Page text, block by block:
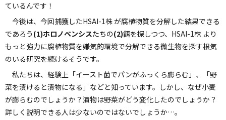
ているんです！
今後は、今回捕獲したHSAI-1株 が腐植物質を分解した結果できる
であろう(1)ホロノベンシスたちの(2)餌を探しつつ、HSAI-1株 より
もっと強力に腐植物質を嫌気的環境で分解できる微生物を探す根気
のいる研究を続けるそうです。
私たちは、経験上「イースト菌でパンがふっくら膨らむ」、「野
菜を漬けると漬物になる」などと知っています。しかし、なぜ小麦
が膨らむのでしょうか？漬物は野菜がどう変化したのでしょうか？
詳しく説明できる人は少ないのではないでしょうか…。